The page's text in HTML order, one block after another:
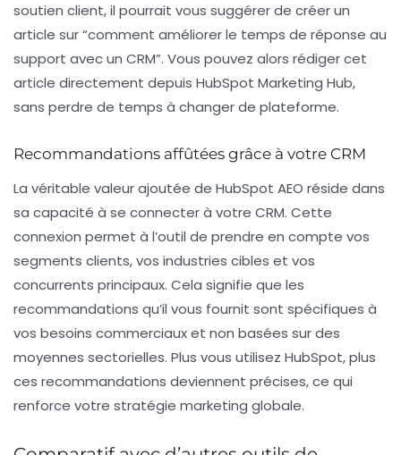
soutien client, il pourrait vous suggérer de créer un
article sur“comment améliorer le temps de réponse au
support avec un CRM”. Vous pouvez alors rédiger cet
article directement depuis HubSpot Marketing Hub,
sans perdre de temps à changer de plateforme.
Recommandations affûtées grâce à votre CRM
La véritable valeur ajoutée de HubSpot AEO réside dans
sa capacité à se connecter à votre CRM. Cette
connexion permet à l’outil de prendre en compte vos
segments clients, vos industries cibles et vos
concurrents principaux. Cela signifie que les
recommandations qu’il vous fournit sont spécifiques à
vos besoins commerciaux et non basées sur des
moyennes sectorielles. Plus vous utilisez HubSpot, plus
ces recommandations deviennent précises, ce qui
renforce votre stratégie marketing globale.